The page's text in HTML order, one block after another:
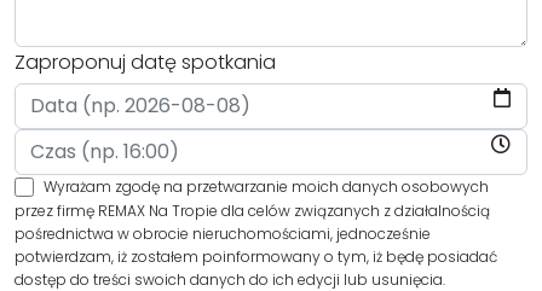
Zaproponuj datę spotkania
Wyrażam zgodę na przetwarzanie moich danych osobowych
przez firmę REMAX Na Tropie dla celów związanych z działalnością
pośrednictwa w obrocie nieruchomościami, jednocześnie
potwierdzam, iż zostałem poinformowany o tym, iż będę posiadać
dostęp do treści swoich danych do ich edycji lub usunięcia.